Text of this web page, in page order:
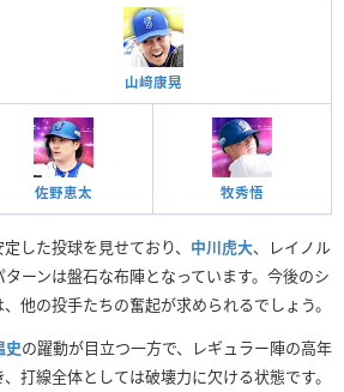
山﨑康晃
佐野恵太
牧秀悟
した投球を見せており、 中川虎大、レイノル
ターンは盤石な布陣となっています。今後のシ
他の投手たちの奮起が求められるでしょう。
史の躍動が目立つ一方で、レギュラー陣の高年
打線全体としては破壊力に欠ける状態です。